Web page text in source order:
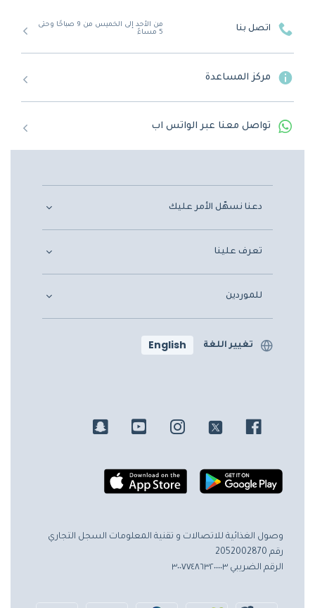
اتصل بنا
من الأحد إلى الخميس من 9 صباحًا وحتى
5 مساءً
مركز المساعدة
تواصل معنا عبر الواتس اب
دعنا نسهّل الأمر عليك
تعرف علينا
للموردين
تغيير اللغة English
وصول الغذائية للاتصالات و تقنية المعلومات السجل التجاري
رقم 2052002870
الرقم الضريبي ٣٠٠٧٧٤٨٦٣٢٠٠٠٠٣